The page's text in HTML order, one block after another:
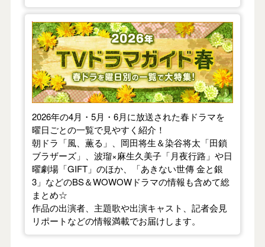
【2026年春】TVドラマガイド
2026年の4月・5月・6月に放送された春ドラマを
曜日ごとの一覧で見やすく紹介！
朝ドラ「風、薫る」、岡田将生＆染谷将太「田鎖
ブラザーズ」、波瑠×麻生久美子「月夜行路」や日
曜劇場「GIFT」のほか、「あきない世傳 金と銀
3」などのBS＆WOWOWドラマの情報も含めて総
まとめ☆
作品の出演者、主題歌や出演キャスト、記者会見
リポートなどの情報満載でお届けします。